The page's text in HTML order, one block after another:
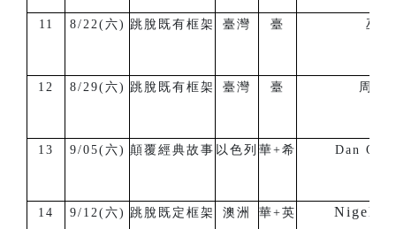
11 8/22(六) 跳脫既有框架 臺灣 臺 巫瓦
12 8/29(六) 跳脫既有框架 臺灣 臺 周祐
13 9/05(六) 顛覆經典故事 以色列 華+希 Dan
14 9/12(六) 跳脫既定框架 澳洲 華+英 Nigel